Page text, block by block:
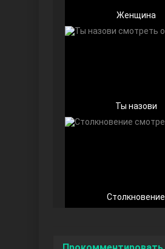
Женщина
Ты назови
Столкновение